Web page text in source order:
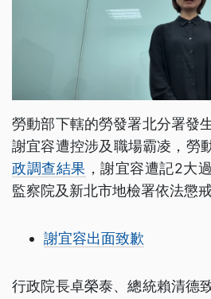
勞動部下轄的勞發署北分署發
謝宜容遭控涉及職場霸凌，勞
政調查結果 ，謝宜容遭記2大
監察院及新北市地檢署依法懲戒
謝宜容出面致歉
行政院長卓榮泰、總統賴清德